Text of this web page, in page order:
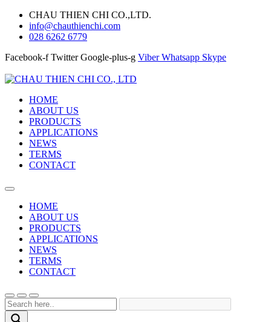
CHAU THIEN CHI CO.,LTD.
info@chauthienchi.com
028 6262 6779
Facebook-f Twitter Google-plus-g Viber Whatsapp Skype
HOME
ABOUT US
PRODUCTS
APPLICATIONS
NEWS
TERMS
CONTACT
HOME
ABOUT US
PRODUCTS
APPLICATIONS
NEWS
TERMS
CONTACT